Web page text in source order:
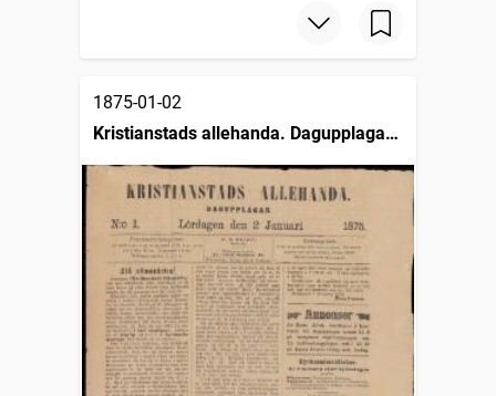
1875-01-02
Kristianstads allehanda. Dagupplagan
(1875)